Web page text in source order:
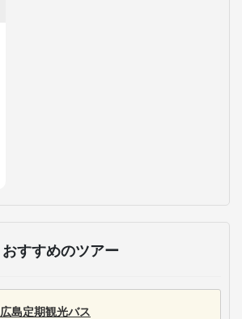
おすすめのツアー
広島定期観光バス